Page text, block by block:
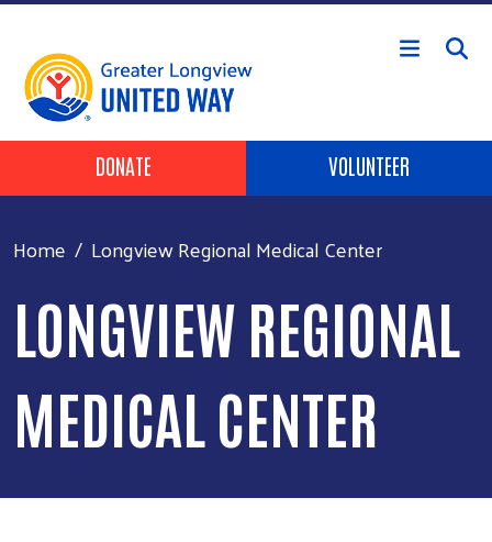
Skip to main content
Header Buttons
DONATE VOLUNTEER
Home Longview Regional Medical Center
LONGVIEW REGIONAL
MEDICAL CENTER